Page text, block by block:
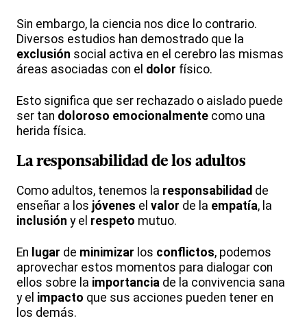
Sin embargo, la ciencia nos dice lo contrario.
Diversos estudios han demostrado que la
exclusión social activa en el cerebro las mismas
áreas asociadas con el dolor físico.
Esto significa que ser rechazado o aislado puede
ser tan doloroso emocionalmente como una
herida física.
La responsabilidad de los adultos
Como adultos, tenemos la responsabilidad de
enseñar a los jóvenes el valor de la empatía, la
inclusión y el respeto mutuo.
En lugar de minimizar los conflictos, podemos
aprovechar estos momentos para dialogar con
ellos sobre la importancia de la convivencia sana
y el impacto que sus acciones pueden tener en
los demás.